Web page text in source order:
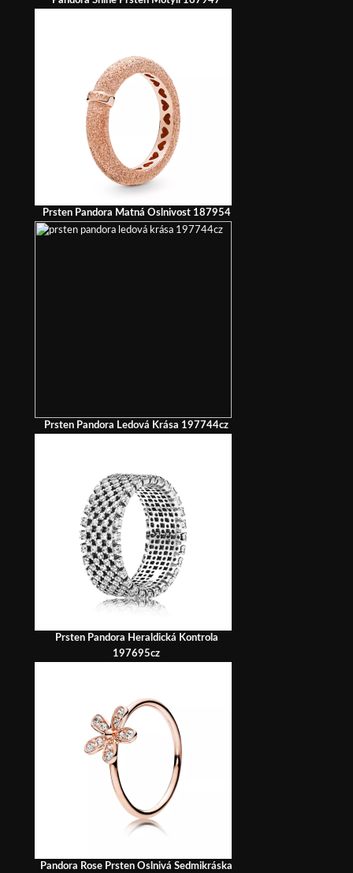
Prsten Pandora Matná Oslnivost 187954
Prsten Pandora Ledová Krása 197744cz
Prsten Pandora Heraldická Kontrola
197695cz
Pandora Rose Prsten Oslnivá Sedmikráska